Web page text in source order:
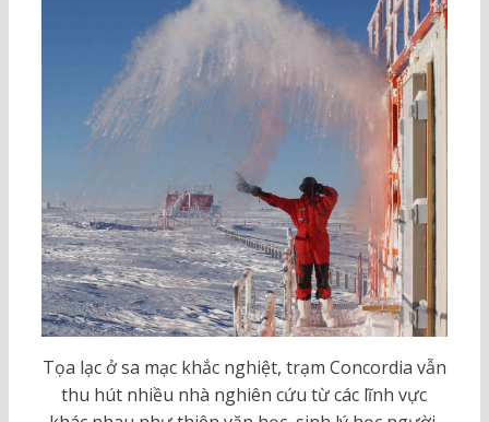
Tọa lạc ở sa mạc khắc nghiệt, trạm Concordia vẫn
thu hút nhiều nhà nghiên cứu từ các lĩnh vực